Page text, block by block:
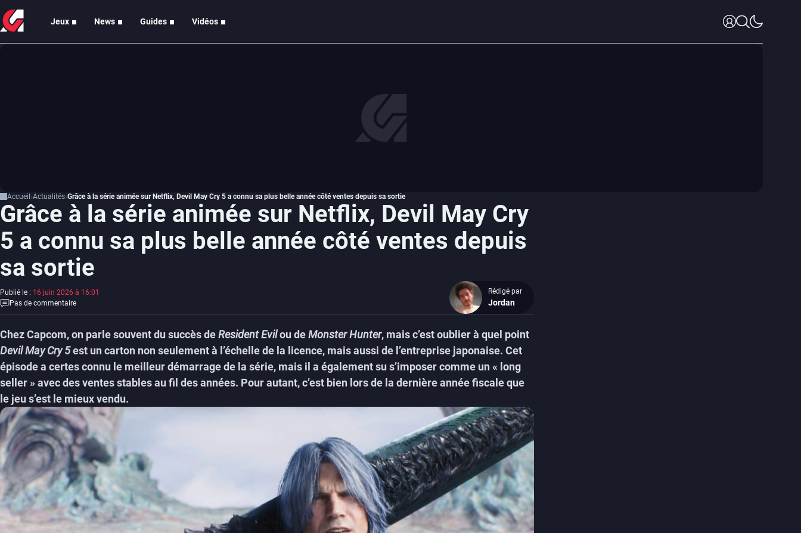
Jeux News Guides Vidéos
Accueil Actualités Grâce à la série animée sur Netflix, Devil May Cry 5 a connu sa plus belle année côté ventes depuis sa sortie
Grâce à la série animée sur Netflix, Devil May Cry
5 a connu sa plus belle année côté ventes depuis
sa sortie
Publié le : 16 juin 2026 à 16:01
Pas de commentaire
Rédigé par
Jordan
Chez Capcom, on parle souvent du succès deResident Evilou deMonster Hunter, mais c’est oublier à quel point
Devil May Cry 5est un carton non seulement à l’échelle de la licence, mais aussi de l’entreprise japonaise. Cet
épisode a certes connu le meilleur démarrage de la série, mais il a également su s’imposer comme un « long
seller » avec des ventes stables au fil des années. Pour autant, c’est bien lors de la dernière année fiscale que
le jeu s’est le mieux vendu.